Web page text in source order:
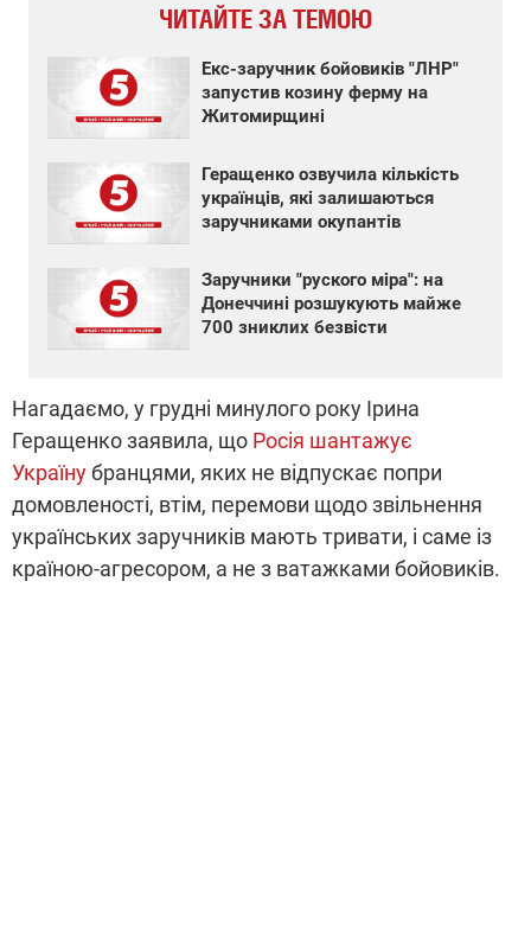
ЧИТАЙТЕ ЗА ТЕМОЮ
Екс-заручник бойовиків "ЛНР"
запустив козину ферму на
Житомирщині
Геращенко озвучила кількість
українців, які залишаються
заручниками окупантів
Заручники "руского міра": на
Донеччині розшукують майже
700 зниклих безвісти
Нагадаємо, у грудні минулого року Ірина
Геращенко заявила, що Росія шантажує
Українубранцями, яких не відпускає попри
домовленості, втім, перемови щодо звільнення
українських заручників мають тривати, і саме із
країною-агресором, а не з ватажками бойовиків.